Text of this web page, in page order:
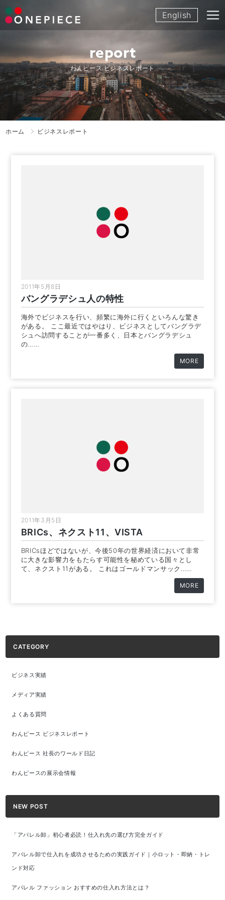
Skip
to
English
report
わんピース ビジネスレポート
ホーム ビジネスレポート
2011年5月8日
バングラデシュ人の特性
海外でビジネスを行い、頻繁に海外に行くといろんな驚き
がある。 ここ最近ではやはり、ビジネスとしてバングラデ
シュへ訪問することが一番多く、日本とバングラデシュ
の……
MORE
2011年3月5日
BRICs、ネクスト11、VISTA
BRICsほどではないが、今後50年の世界経済において非常
に大きな影響力をもたらす可能性を秘めている国々とし
て、ネクスト11がある。 これはゴールドマンサック……
MORE
CATEGORY
ビジネス実績
メディア実績
よくある質問
わんピース ビジネスレポート
わんピース 社長のワールド日記
わんピースの展示会情報
NEW POST
「アパレル卸」初心者必読！仕入れ先の選び方完全ガイド
アパレル卸で仕入れを成功させるための実践ガイド｜小ロット・即納・トレ
ンド対応
アパレル ファッション おすすめの仕入れ方法とは？